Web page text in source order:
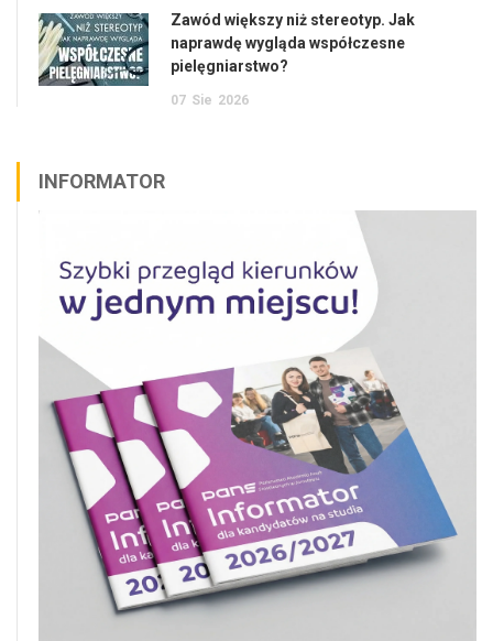
Zawód większy niż stereotyp. Jak
naprawdę wygląda współczesne
pielęgniarstwo?
07 Sie 2026
INFORMATOR